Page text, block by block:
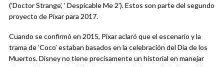
(‘Doctor Strange’, ‘ Despicable Me 2’). Estos son parte del segundo
proyecto de Pixar para 2017.
Cuando se confirmó en 2015, Pixar aclaró que el escenario y la
trama de ‘Coco’ estaban basados en la celebración del Día de los
Muertos. Disney no tiene precisamente un historial en manejar